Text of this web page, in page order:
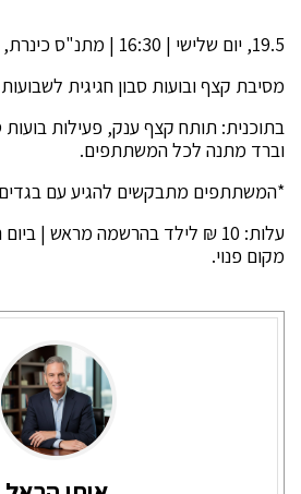
19.5, יום שלישי | 16:30 | מתנ"ס כינרת, כינרת 6
מסיבת קצף ובועות סבון חגיגית לשבועות
בתוכנית: תותח קצף ענק, פעילות
וברד מתנה לכל המשתתפים.
*המשתתפים מתבקשים להגיע עם
מקום פנוי.